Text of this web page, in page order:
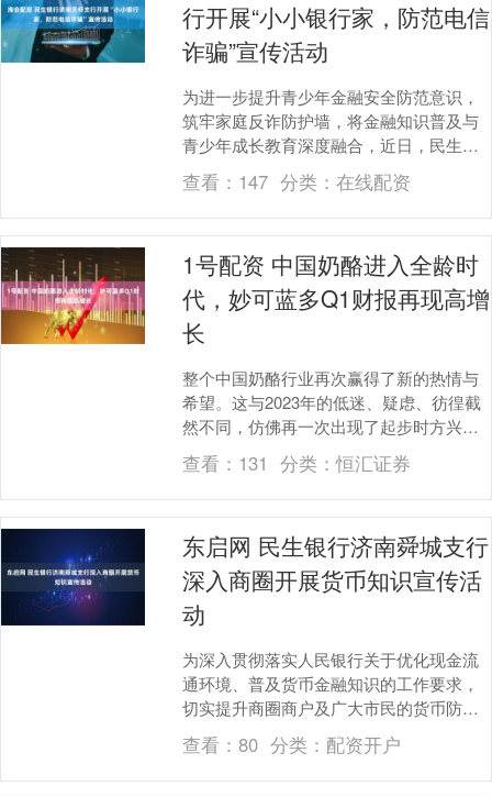
行开展“小小银行家，防范电信
诈骗”宣传活动
为进一步提升青少年金融安全防范意识，
筑牢家庭反诈防护墙，将金融知识普及与
青少年成长教育深度融合，近日，民生银
行济南天桥支行精心开展以“小小银行家 防
范电信诈骗”....
查看： 147 分类： 在线配资
1号配资 中国奶酪进入全龄时
代，妙可蓝多Q1财报再现高增
长
整个中国奶酪行业再次赢得了新的热情与
希望。这与2023年的低迷、疑虑、彷徨截
然不同，仿佛再一次出现了起步时方兴未
艾迅猛无比的发展势头。 分析人士认为，
对整个中国....
查看： 131 分类：恒汇证券
东启网 民生银行济南舜城支行
深入商圈开展货币知识宣传活
动
为深入贯彻落实人民银行关于优化现金流
通环境、普及货币金融知识的工作要求，
切实提升商圈商户及广大市民的货币防伪
识别能力、现金使用规范意识，近日，民
生银行济南舜城支....
查看：80 分类： 配资开户